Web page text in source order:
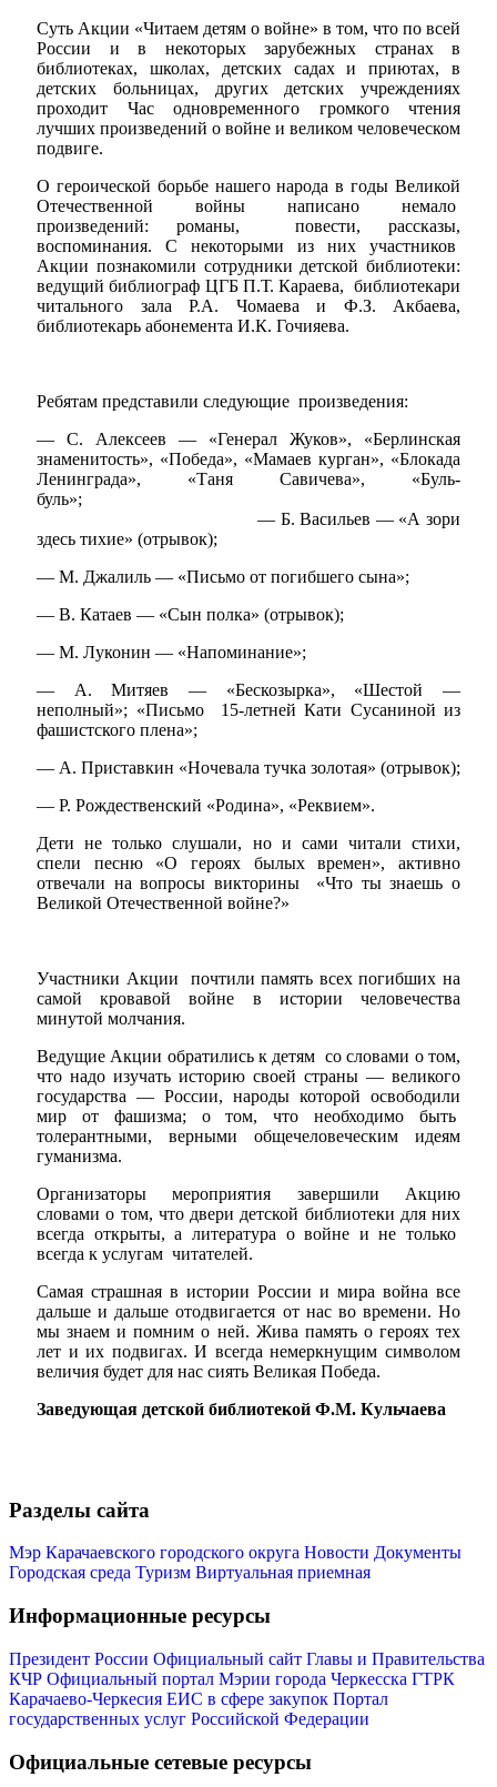
Суть Акции «Читаем детям о войне» в том, что по всей
России и в некоторых зарубежных странах в
библиотеках, школах, детских садах и приютах, в
детских больницах, других детских учреждениях
проходит Час одновременного громкого чтения
лучших произведений о войне и великом человеческом
подвиге.
О героической борьбе нашего народа в годы Великой
Отечественной войны написано немало
произведений: романы, повести, рассказы,
воспоминания. С некоторыми из них участников
Акции познакомили сотрудники детской библиотеки:
ведущий библиограф ЦГБ П.Т. Караева, библиотекари
читального зала Р.А. Чомаева и Ф.З. Акбаева,
библиотекарь абонемента И.К. Гочияева.
Ребятам представили следующие произведения:
— С. Алексеев — «Генерал Жуков», «Берлинская
знаменитость», «Победа», «Мамаев курган», «Блокада
Ленинграда», «Таня Савичева», «Буль-
буль»;
— Б. Васильев — «А зори
здесь тихие» (отрывок);
— М. Джалиль — «Письмо от погибшего сына»;
— В. Катаев — «Сын полка» (отрывок);
— М. Луконин — «Напоминание»;
— А. Митяев — «Бескозырка», «Шестой —
неполный»; «Письмо 15-летней Кати Сусаниной из
фашистского плена»;
— А. Приставкин «Ночевала тучка золотая» (отрывок);
— Р. Рождественский «Родина», «Реквием».
Дети не только слушали, но и сами читали стихи,
спели песню «О героях былых времен», активно
отвечали на вопросы викторины «Что ты знаешь о
Великой Отечественной войне?»
Участники Акции почтили память всех погибших на
самой кровавой войне в истории человечества
минутой молчания.
Ведущие Акции обратились к детям со словами о том,
что надо изучать историю своей страны — великого
государства — России, народы которой освободили
мир от фашизма; о том, что необходимо быть
толерантными, верными общечеловеческим идеям
гуманизма.
Организаторы мероприятия завершили Акцию
словами о том, что двери детской библиотеки для них
всегда открыты, а литература о войне и не только
всегда к услугам читателей.
Самая страшная в истории России и мира война все
дальше и дальше отодвигается от нас во времени. Но
мы знаем и помним о ней. Жива память о героях тех
лет и их подвигах. И всегда немеркнущим символом
величия будет для нас сиять Великая Победа.
Заведующая детской библиотекой Ф.М. Кульчаева
Разделы сайта
Мэр Карачаевского городского округа Новости Документы
Городская среда Туризм Виртуальная приемная
Информационные ресурсы
Президент России Официальный сайт Главы и Правительства
КЧР Официальный портал Мэрии города Черкесска ГТРК
Карачаево-Черкесия ЕИС в сфере закупок Портал
государственных услуг Российской Федерации
Официальные сетевые ресурсы
Мэр
Администрация